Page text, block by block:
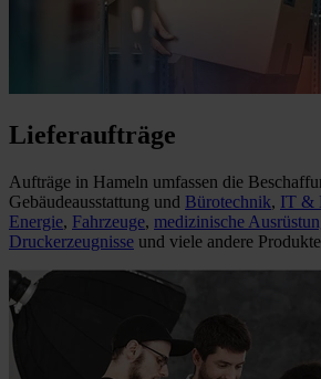
Lieferaufträge
Aufträge in Hameln umfassen die
Gebäudeausstattung und Bürotechnik, IT &
Energie, Fahrzeuge, medizinische
Druckerzeugnisse und viele andere